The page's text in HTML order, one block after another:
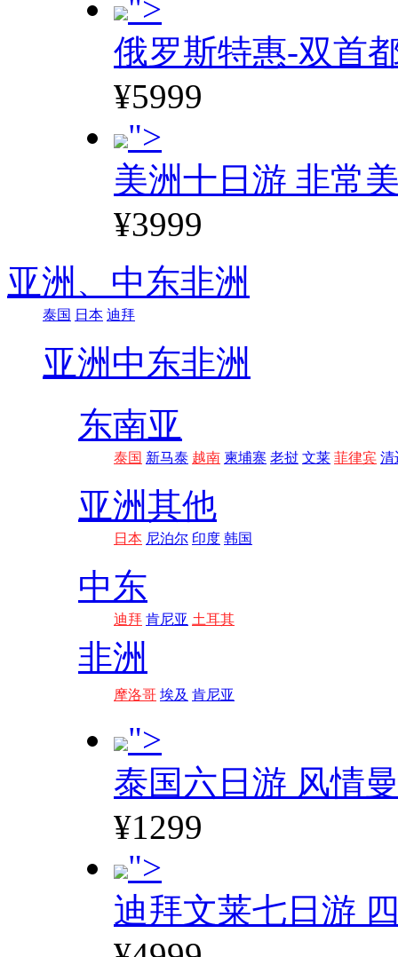
">
俄罗斯特惠-双首
¥5999
">
美洲十日游 非常
¥3999
亚洲、 中东非洲
泰国 日本 迪拜
亚洲 中东非洲
东南亚
泰国 新马泰 越南 柬埔寨 老挝 文莱 菲律宾 清
亚洲其他
日本 尼泊尔 印度 韩国
中东
迪拜 肯尼亚 土耳其
非洲
摩洛哥 埃及 肯尼亚
">
泰国六日游 风情
¥1299
">
迪拜文莱七日游